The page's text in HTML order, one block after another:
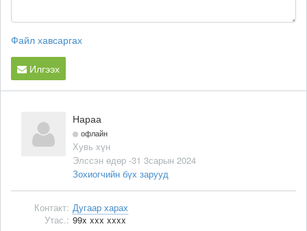
Файл хавсаргах
Илгээх
Нараа
офлайн
Хувь хүн
Элссэн өдөр -31 3сарын 2024
Зохиогчийн бүх зарууд
Контакт: Дугаар харах
Утас.: 99x xxx xxxx